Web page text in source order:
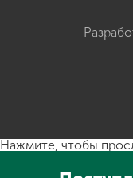
Нажмите, чтобы